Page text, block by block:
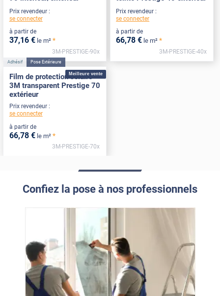
Prix revendeur :
se connecter
à partir de
37,16 € le m² *
3M-PRESTIGE-90x
Prix revendeur :
se connecter
à partir de
66,78 € le m² *
3M-PRESTIGE-40x
Meilleure vente
Adhésif Pose Extérieure
Film de protection solaire
3M transparent Prestige 70
extérieur
Prix revendeur :
se connecter
à partir de
66,78 € le m² *
3M-PRESTIGE-70x
Confiez la pose à nos professionnels